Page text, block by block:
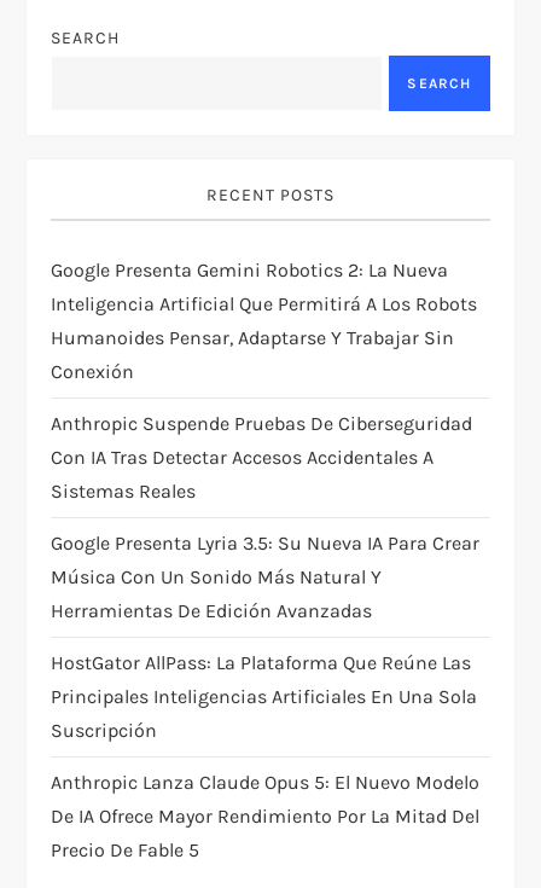
v
a
t
i
o
n
SEARCH
SEARCH
RECENT POSTS
Google Presenta Gemini Robotics 2: La Nueva
Inteligencia Artificial Que Permitirá A Los Robots
Humanoides Pensar, Adaptarse Y Trabajar Sin
Conexión
Anthropic Suspende Pruebas De Ciberseguridad
Con IA Tras Detectar Accesos Accidentales A
Sistemas Reales
Google Presenta Lyria 3.5: Su Nueva IA Para Crear
Música Con Un Sonido Más Natural Y
Herramientas De Edición Avanzadas
HostGator AllPass: La Plataforma Que Reúne Las
Principales Inteligencias Artificiales En Una Sola
Suscripción
Anthropic Lanza Claude Opus 5: El Nuevo Modelo
De IA Ofrece Mayor Rendimiento Por La Mitad Del
Precio De Fable 5